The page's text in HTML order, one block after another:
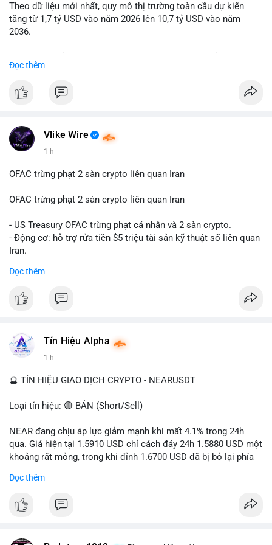
Lời khuyên: Nhà đầu tư nhỏ lẻ nên quan sát thêm 2-4 giờ sau
khi giao dịch được xác nhận, tránh hành động theo cảm xúc.
ưu tiên quản trị rủi ro trong giai đoạn biến động mạnh.
#btcmempool65k
Theo dữ liệu mới nhất, quy mô thị trường toàn cầu dự kiến
tăng từ 1,7 tỷ USD vào năm 2026 lên 10,7 tỷ USD vào năm
2036.
hàng năm (CAGR) ấn tượng lên tới 20,2%.
Điều gì đang thúc đẩy sự tăng trưởng vượt bậc này? Hãy cùng
Đọc thêm
Vlike Wire
1 h
OFAC trừng phạt 2 sàn crypto liên quan Iran
OFAC trừng phạt 2 sàn crypto liên quan Iran
- US Treasury OFAC trừng phạt cá nhân và 2 sàn crypto.
- Động cơ: hỗ trợ rửa tiền $5 triệu tài sản kỹ thuật số liên quan
Iran.
- Tác động: rủi ro cho thị trường crypto, tăng áp lực pháp lý.
#binancesquare
#vlikevn #titanbot
📰 Nguồn: Cointelegraph
Đọc thêm
Tín Hiệu Alpha
1 h
🔮 TÍN HIỆU GIAO DỊCH CRYPTO - NEARUSDT
Loại tín hiệu: 🔴 BÁN (Short/Sell)
NEAR đang chịu áp lực giảm mạnh khi mất 4.1% trong 24h
qua. Giá hiện tại 1.5910 USD chỉ cách đáy 24h 1.5880 USD một
khoảng rất mỏng, trong khi đỉnh 1.6700 USD đã bị bỏ lại phía
kiểm soát hoàn toàn. Khối lượng giao dịch 10.29 triệu NEAR
tiếp diễn.
Đọc thêm